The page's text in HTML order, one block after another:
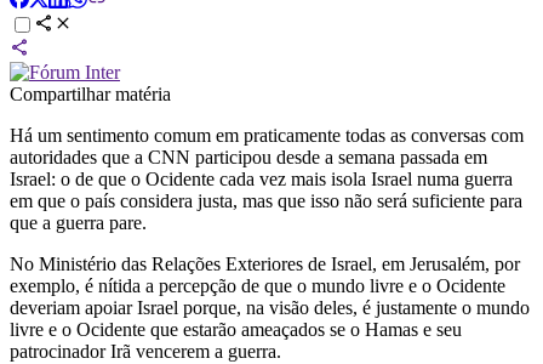
Compartilhar matéria
Há um sentimento comum em praticamente todas as conversas com
autoridades que a CNN participou desde a semana passada em
Israel: o de que o Ocidente cada vez mais isola Israel numa guerra
em que o país considera justa, mas que isso não será suficiente para
que a guerra pare.
No Ministério das Relações Exteriores de Israel, em Jerusalém, por
exemplo, é nítida a percepção de que o mundo livre e o Ocidente
deveriam apoiar Israel porque, na visão deles, é justamente o mundo
livre e o Ocidente que estarão ameaçados se o Hamas e seu
patrocinador Irã vencerem a guerra.